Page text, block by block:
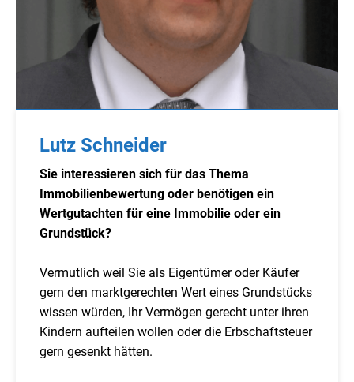
Lutz Schneider
Sie interessieren sich für das Thema
Immobilienbewertung oder benötigen ein
Wertgutachten für eine Immobilie oder ein
Grundstück?
Vermutlich weil Sie als Eigentümer oder Käufer
gern den marktgerechten Wert eines Grundstücks
wissen würden, Ihr Vermögen gerecht unter ihren
Kindern aufteilen wollen oder die Erbschaftsteuer
gern gesenkt hätten.